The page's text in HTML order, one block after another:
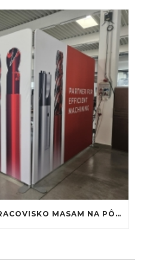
NOVÉ DETAŠOVANÉ PRACOVISKO MASAM NA PÔDE MTF STU